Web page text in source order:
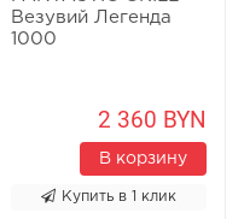
Везувий Легенда
1000
2 360 BYN
В корзину
Купить в 1 клик